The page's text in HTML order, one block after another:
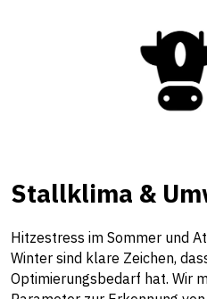
Stallklima &
Hitzestress im Sommer und
Winter sind klare Zeichen,
Optimierungsbedarf hat. Wir